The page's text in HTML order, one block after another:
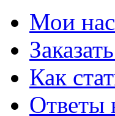
Мои
Как
Ответы